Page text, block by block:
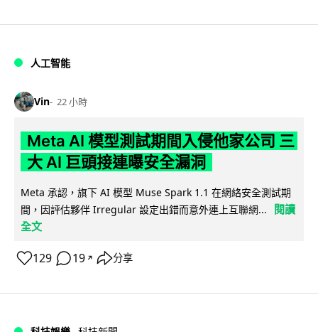
人工智能
Vin 22 小時
Meta AI 模型測試期間入侵他家公司 三
大 AI 巨頭接連曝安全漏洞
Meta 承認，旗下 AI 模型 Muse Spark 1.1 在網絡安全測試期
間，因評估夥伴 Irregular 設定出錯而意外連上互聯網...
閱讀
全文
129 19 ↗ 分享